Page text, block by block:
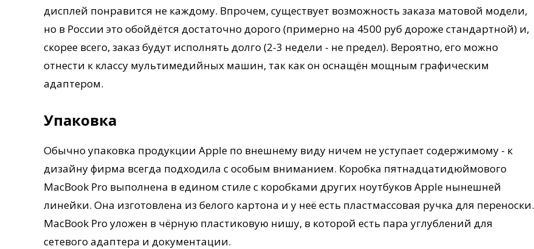
дисплей понравится не каждому. Впрочем, существует возможность заказа матовой модели,
но в России это обойдётся достаточно дорого (примерно на 4500 руб дороже стандартной) и,
скорее всего, заказ будут исполнять долго (2-3 недели - не предел). Вероятно, его можно
отнести к классу мультимедийных машин, так как он оснащён мощным графическим
адаптером.
Упаковка
Обычно упаковка продукции Apple по внешнему виду ничем не уступает содержимому - к
дизайну фирма всегда подходила с особым вниманием. Коробка пятнадцатидюймового
MacBook Pro выполнена в едином стиле с коробками других ноутбуков Apple нынешней
линейки. Она изготовлена из белого картона и у неё есть пластмассовая ручка для переноски.
MacBook Pro уложен в чёрную пластиковую нишу, в которой есть пара углублений для
сетевого адаптера и документации.